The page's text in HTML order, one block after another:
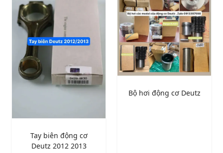
Tay biên động cơ
Deutz 2012 2013
Bộ hơi động cơ Deutz